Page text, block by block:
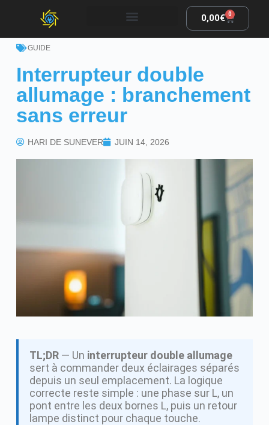
0,00€ 0
GUIDE
Interrupteur double
allumage : branchement
sans erreur
HARI DE SUNEVER JUIN 14, 2026
TL;DR— Un interrupteur double allumage
sert à commander deux éclairages séparés
depuis un seul emplacement. La logique
correcte reste simple : une phase sur L, un
pont entre les deux bornes L, puis un retour
lampe distinct pour chaque touche.